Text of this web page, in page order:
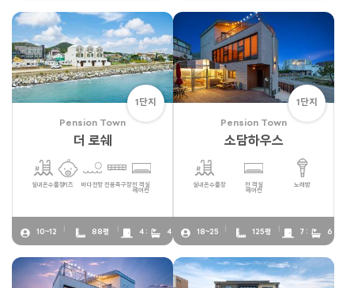
1단지
Pension Town
더 로쉐
실내온수풀장키즈 바다전망 전용족구장전 객실
에어컨
10~12 88평 4 : 4
1단지
Pension Town
소담하우스
실내온수풀장
전 객실
에어컨
노래방
18~25 125평 7 : 6